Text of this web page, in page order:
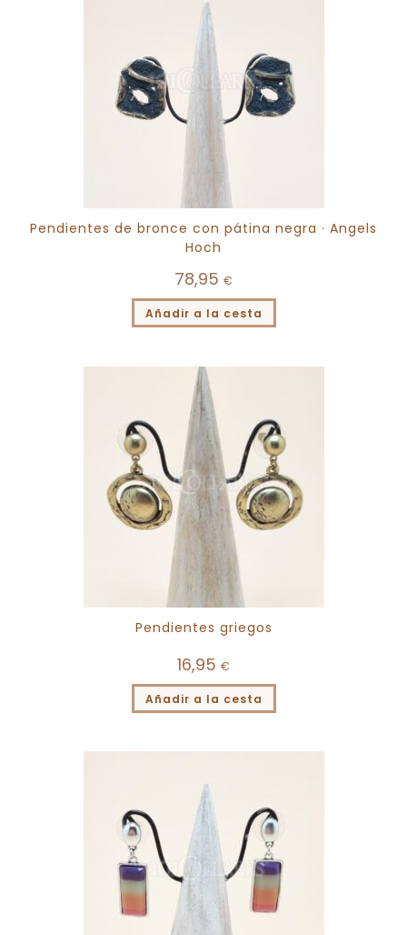
Pendientes de bronce con pátina negra · Angels
Hoch
78,95 €
Añadir a la cesta
Pendientes griegos
16,95 €
Añadir a la cesta